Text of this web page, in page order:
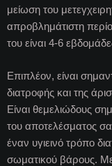
μείωση του
απροβλημάτιστη
του είναι 4-6
Επιπλέον, είναι
διατροφής και της
Είναι θεμελιώδους
του αποτελέσματος
έναν υγιεινό τρόπο
σωματικού βάρους.